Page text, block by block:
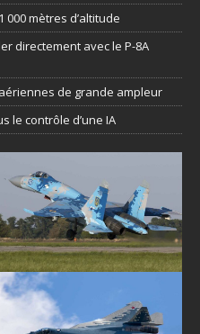
000 mètres d’altitude
directement avec le P-8A
de grande ampleur
le contrôle d’une IA